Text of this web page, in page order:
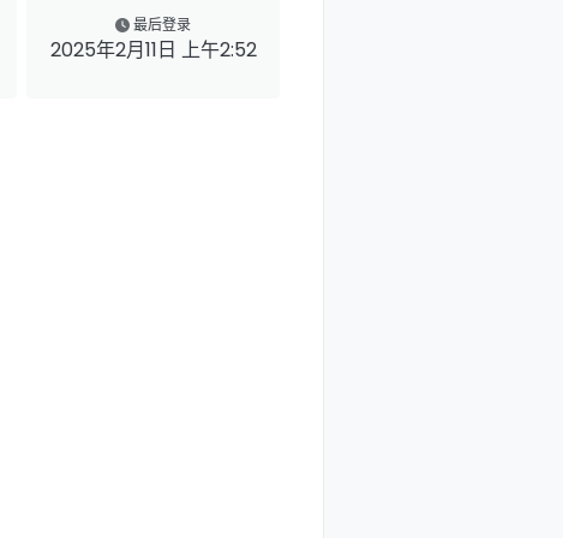
最后登录
2025年2月11日 上午2:52